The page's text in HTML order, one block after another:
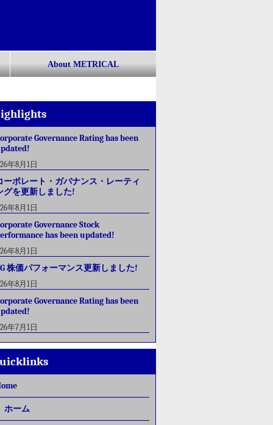
About METRICAL
Governance Rating has been
年8月1日
ーポレート・ガバナンス・レーティ
グを更新しました!
年8月1日
Governance Stock
has been updated!
年8月1日
株価パフォーマンス更新しました!
年8月1日
Governance Rating has been
年7月1日
ホーム